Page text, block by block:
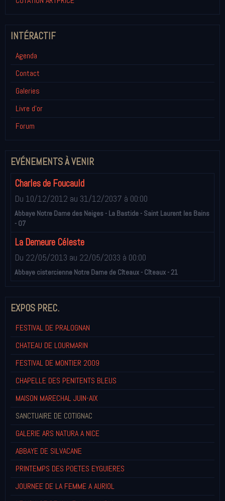
INTÉRACTIF
Agenda
Contact
Galeries
Livre d'or
Forum
EVÉNEMENTS À VENIR
Charles de Foucauld
Du 10/12/2012 au 31/12/2037 à 00:00
Abbaye Notre Dame des Neiges - La Bastide - Saint Laurent les Bains
- 07
La Demeure Céleste
Du 22/05/2013 au 22/05/2033 à 00:00
Abbaye cistercienne Notre Dame de Cîteaux - Cîteaux - 21
EXPOS PREC.
FESTIVAL DE PRALOGNAN
CHATEAU DE LOURMARIN
FESTIVAL DE MONTIER 2009
CHAPELLE DES PENITENTS BLEUS
MAISON MARECHAL JUIN-AIX
SANCTUAIRE DE COTIGNAC
GALERIE ARS NATURA A NICE
ABBAYE DE SILVACANE
PRINTEMPS DES POETES EYGUIERES
JOURNEE DE LA FEMME A AURIOL